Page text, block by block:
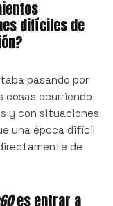
difíciles de
pasando por
cosas ocurriendo
y con situaciones
una época difícil
de
es entrar a